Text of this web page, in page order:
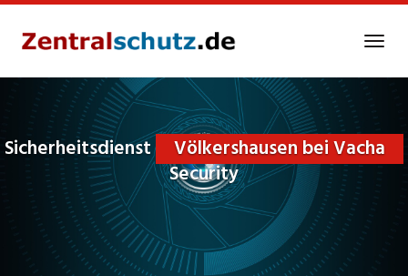
content
Sicherheitsdienst
Völkershausen bei Vacha
Security